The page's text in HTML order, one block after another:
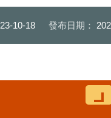
10-18 發布日期：